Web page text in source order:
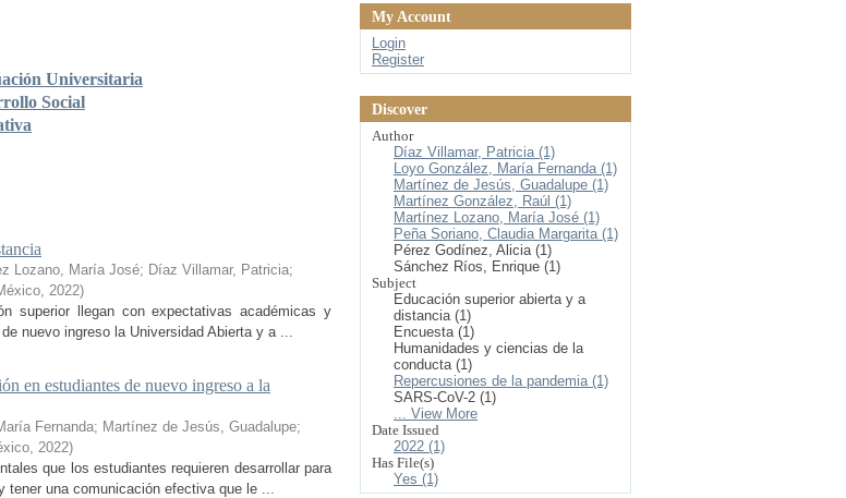
Universitaria
Social
Lozano, María José; Díaz Villamar, Patricia;
, 2022)
superior llegan con expectativas académicas y
nuevo ingreso la Universidad Abierta y a ...
en estudiantes de nuevo ingreso a la
Fernanda; Martínez de Jesús, Guadalupe;
, 2022)
que los estudiantes requieren desarrollar para
tener una comunicación efectiva que le ...
My Account
Login
Register
Discover
Author
Díaz Villamar, Patricia (1)
Loyo González, María Fernanda (1)
Martínez de Jesús, Guadalupe (1)
Martínez González, Raúl (1)
Martínez Lozano, María José (1)
Peña Soriano, Claudia Margarita (1)
Pérez Godínez, Alicia (1)
Sánchez Ríos, Enrique (1)
Subject
Educación superior abierta y a
distancia (1)
Encuesta (1)
Humanidades y ciencias de la
conducta (1)
Repercusiones de la pandemia (1)
SARS-CoV-2 (1)
... View More
Date Issued
2022 (1)
Has File(s)
Yes (1)